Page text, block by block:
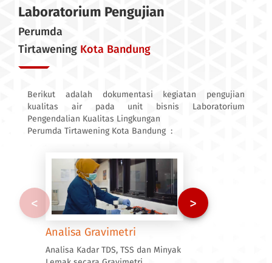
Laboratorium Pengujian
Perumda
Tirtawening Kota Bandung
Berikut adalah dokumentasi kegiatan pengujian
kualitas air pada unit bisnis Laboratorium
Pengendalian Kualitas Lingkungan
Perumda Tirtawening Kota Bandung :
<
Analisa Gravimetri
Analisa Kadar TDS, TSS dan Minyak
Analisis Uji Parameter
Analisis Contoh Uji Parameter Suhu
Pengujian Mikrobiologi
Pengujian Mikrobiologi Analisis
Preparasi
Preparasi Contoh Pengujian
>